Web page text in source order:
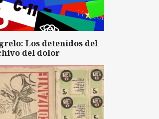
Los detenidos del
del dolor